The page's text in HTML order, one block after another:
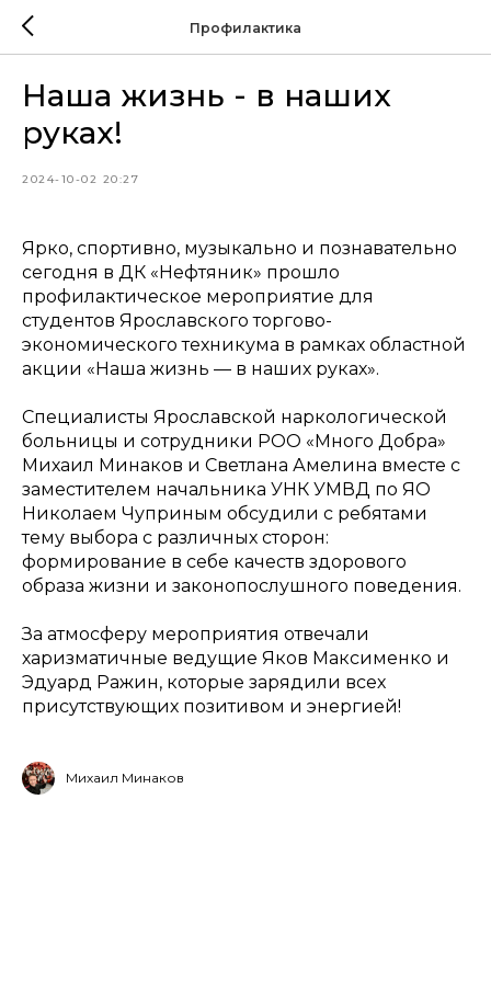
Профилактика
Наша жизнь - в наших
руках!
2024-10-02 20:27
Ярко, спортивно, музыкально и познавательно
сегодня в ДК «Нефтяник» прошло
профилактическое мероприятие для
студентов Ярославского торгово-
экономического техникума в рамках областной
акции «Наша жизнь — в наших руках».
Специалисты Ярославской наркологической
больницы и сотрудники РОО «Много Добра»
Михаил Минаков и Светлана Амелина вместе с
заместителем начальника УНК УМВД по ЯО
Николаем Чуприным обсудили с ребятами
тему выбора с различных сторон:
формирование в себе качеств здорового
образа жизни и законопослушного поведения.
За атмосферу мероприятия отвечали
харизматичные ведущие Яков Максименко и
Эдуард Ражин, которые зарядили всех
присутствующих позитивом и энергией!
Михаил Минаков